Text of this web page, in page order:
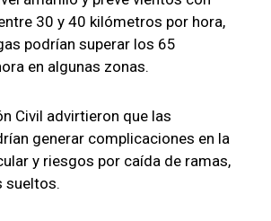
30 y 40 kilómetros por hora,
podrían superar los 65
en algunas zonas.
Civil advirtieron que las
generar complicaciones en la
y riesgos por caída de ramas,
sueltos.